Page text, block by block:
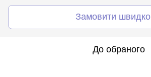
Замовити швидко
До обраного